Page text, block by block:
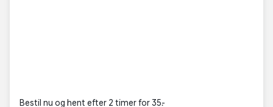
Bestil nu og hent efter 2 timer for 35,-